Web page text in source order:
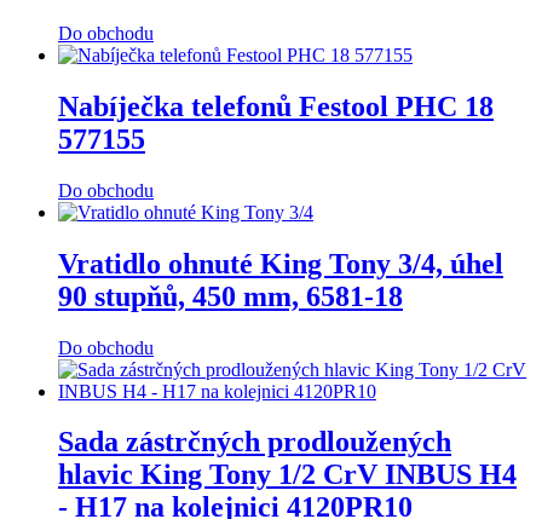
Do obchodu
Nabíječka telefonů Festool PHC 18
577155
Do obchodu
Vratidlo ohnuté King Tony 3/4, úhel
90 stupňů, 450 mm, 6581-18
Do obchodu
Sada zástrčných prodloužených
hlavic King Tony 1/2 CrV INBUS H4
- H17 na kolejnici 4120PR10